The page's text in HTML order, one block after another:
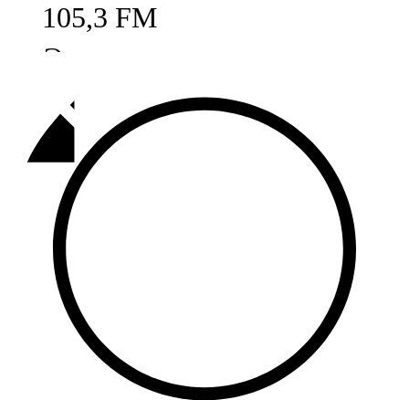
105,3 FM
Әлмәт
92,9 FM
Базарлы матак
107,1 FM
Балык бистәсе
104,9 FM
Баулы
107,5 FM
Биләр